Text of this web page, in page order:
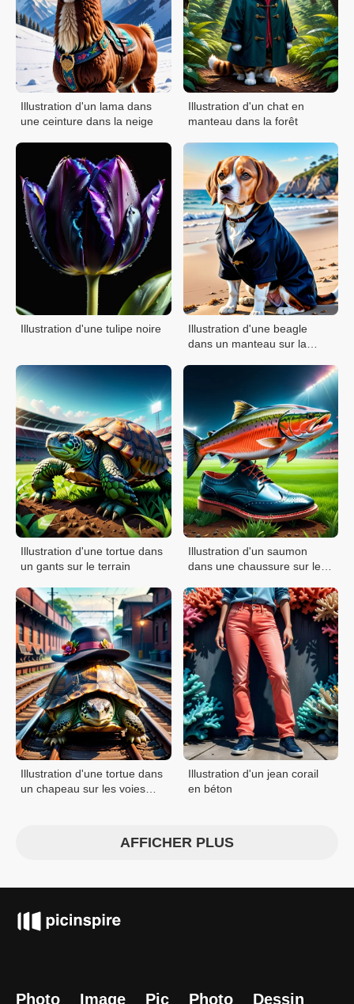
Illustration d'un lama dans
une ceinture dans la neige
Illustration d'un chat en
manteau dans la forêt
Illustration d'une tulipe noire
Illustration d'une beagle
dans un manteau sur la
Illustration d'une tortue dans
un gants sur le terrain
Illustration d'un saumon
dans une chaussure sur le
Illustration d'une tortue dans
un chapeau sur les voies
Illustration d'un jean corail
en béton
AFFICHER PLUS
Photo Image Pic Photo Dessin